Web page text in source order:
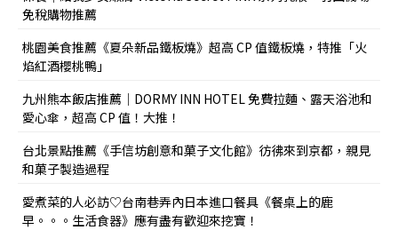
免稅購物推薦
桃園美食推薦《夏朵新品鐵板燒》超高 CP 值鐵板燒，特推「火
焰紅酒櫻桃鴨」
九州熊本飯店推薦｜DORMY INN HOTEL 免費拉麵、露天浴池和
愛心傘，超高 CP 值！大推！
台北景點推薦《手信坊創意和菓子文化館》彷彿來到京都，親見
和菓子製造過程
愛煮菜的人必訪♡台南巷弄內日本進口餐具《餐桌上的鹿
早。。。生活食器》應有盡有歡迎來挖寶！